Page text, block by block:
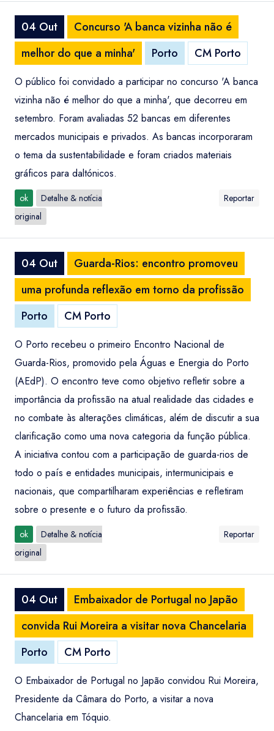
04 Out
Concurso 'A banca vizinha não é
melhor do que a minha'
Porto CM Porto
O público foi convidado a participar no concurso 'A banca
vizinha não é melhor do que a minha', que decorreu em
setembro. Foram avaliadas 52 bancas em diferentes
mercados municipais e privados. As bancas incorporaram
o tema da sustentabilidade e foram criados materiais
gráficos para daltónicos.
ok
Detalhe & notícia
original
Reportar
04 Out
Guarda-Rios: encontro promoveu
uma profunda reflexão em torno da profissão
Porto
CM Porto
O Porto recebeu o primeiro Encontro Nacional de
Guarda-Rios, promovido pela Águas e Energia do Porto
(AEdP). O encontro teve como objetivo refletir sobre a
importância da profissão na atual realidade das cidades e
no combate às alterações climáticas, além de discutir a sua
clarificação como uma nova categoria da função pública.
A iniciativa contou com a participação de guarda-rios de
todo o país e entidades municipais, intermunicipais e
nacionais, que compartilharam experiências e refletiram
sobre o presente e o futuro da profissão.
ok
Detalhe & notícia
original
Reportar
04 Out
Embaixador de Portugal no Japão
convida Rui Moreira a visitar nova Chancelaria
Porto
CM Porto
O Embaixador de Portugal no Japão convidou Rui Moreira,
Presidente da Câmara do Porto, a visitar a nova
Chancelaria em Tóquio.